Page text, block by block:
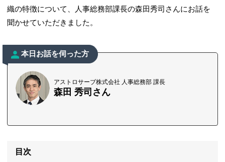
織の特徴について、人事総務部課長の森田秀司さんにお話を
聞かせていただきました。
本日お話を伺った方
アストロサーブ株式会社 人事総務部 課長
森田 秀司さん
目次